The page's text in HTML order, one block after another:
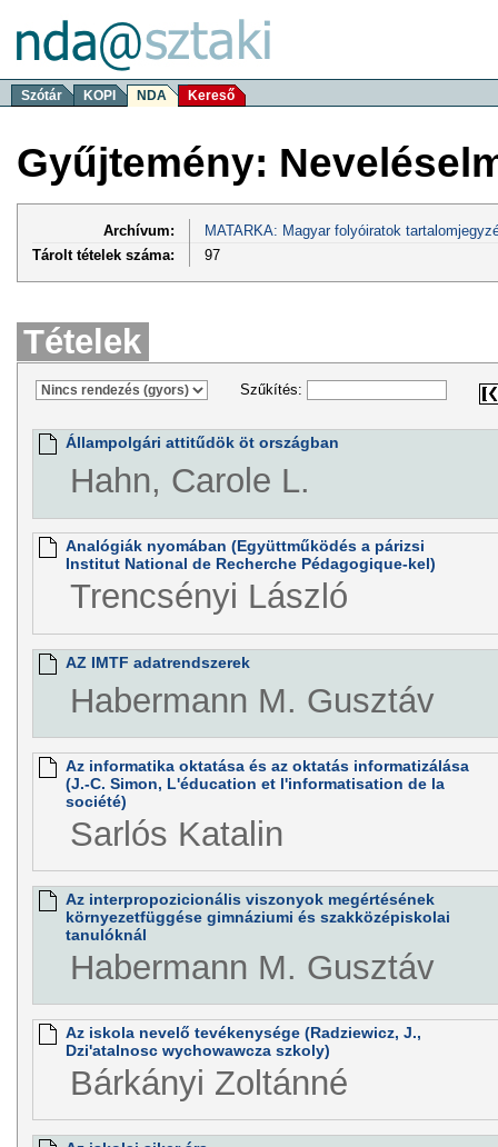
Szótár KOPI NDA Kereső
Gyűjtemény:
Archívum:
MATARKA: Magyar folyóiratok
Tárolt tételek száma:
97
Tételek
Szűkítés:
Állampolgári attitűdök öt országban
Hahn, Carole L.
Analógiák nyomában (Együttműködés a párizsi
Institut National de Recherche Pédagogique-kel)
Trencsényi László
AZ IMTF adatrendszerek
Habermann M. Gusztáv
Az informatika oktatása és az oktatás informatizálása
(J.-C. Simon, L'éducation et l'informatisation de la
société)
Sarlós Katalin
Az interpropozicionális viszonyok megértésének
környezetfüggése gimnáziumi és szakközépiskolai
tanulóknál
Habermann M. Gusztáv
Az iskola nevelő tevékenysége (Radziewicz, J.,
Dzi'atalnosc wychowawcza szkoly)
Bárkányi Zoltánné